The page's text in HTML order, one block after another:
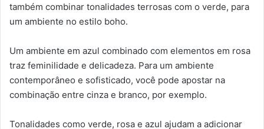
também combinar tonalidades terrosas com o verde, para
um ambiente no estilo boho.
Um ambiente em azul combinado com elementos em rosa
traz feminilidade e delicadeza. Para um ambiente
contemporâneo e sofisticado, você pode apostar na
combinação entre cinza e branco, por exemplo.
Tonalidades como verde, rosa e azul ajudam a adicionar